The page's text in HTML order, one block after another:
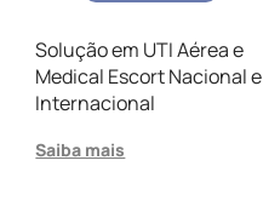
Solução em UTI Aérea e
Medical Escort Nacional e
Internacional
Saiba mais